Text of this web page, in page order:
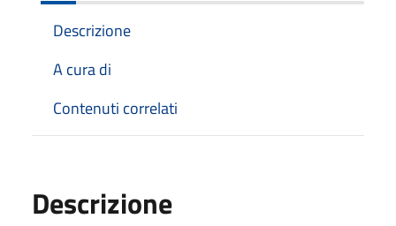
Descrizione
A cura di
Contenuti correlati
Descrizione